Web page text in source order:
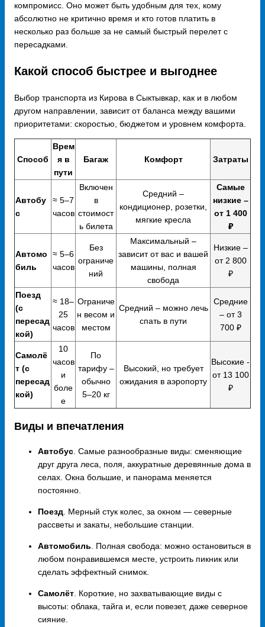
компромисс. Оно может быть удобным для тех, кому
абсолютно не критично время и кто готов платить в
несколько раз больше за не самый быстрый перелет с
пересадками.
Какой способ быстрее и выгоднее
Выбор транспорта из Кирова в Сыктывкар, как и в любом
другом направлении, зависит от баланса между вашими
приоритетами: скоростью, бюджетом и уровнем комфорта.
Способ
Врем
я в
пути
Багаж Комфорт Затраты
Автобу
с
≈ 5–7
часов
Включен
в
стоимост
ь билета
Средний –
кондиционер, розетки,
мягкие кресла
Самые
низкие –
от 1 400
₽
Автомо
биль
≈ 5–6
часов
Без
ограниче
ний
Максимальный –
зависит от вас и вашей
машины, полная
свобода
Низкие –
от 2 800
₽
Поезд
(с
пересад
кой)
≈ 18–
25
часов
Ограниче
н весом и
местом
Средний – можно лечь
спать в пути
Средние
– от 3
700 ₽
Самолё
т (с
пересад
кой)
10
часов
и
боле
е
По
тарифу –
обычно
5–20 кг
Высокий, но требует
ожидания в аэропорту
Высокие -
от 13 100
₽
Виды и впечатления
Автобус . Самые разнообразные виды: сменяющие
друг друга леса, поля, аккуратные деревянные дома в
селах. Окна большие, и панорама меняется
постоянно.
Поезд . Мерный стук колес, за окном — северные
рассветы и закаты, небольшие станции.
Автомобиль . Полная свобода: можно остановиться в
любом понравившемся месте, устроить пикник или
сделать эффектный снимок.
Самолёт . Короткие, но захватывающие виды с
высоты: облака, тайга и, если повезет, даже северное
сияние.